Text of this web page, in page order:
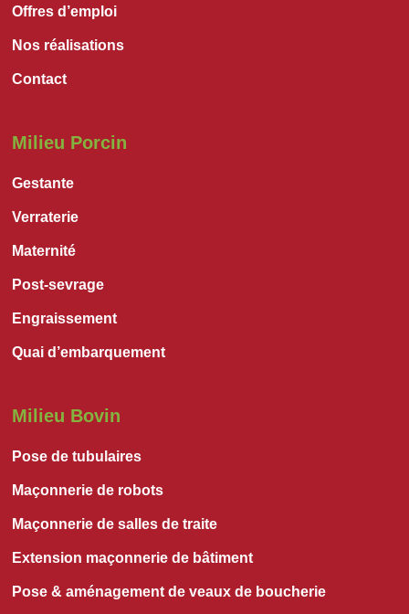
Offres d’emploi
Nos réalisations
Contact
Milieu Porcin
Gestante
Verraterie
Maternité
Post-sevrage
Engraissement
Quai d’embarquement
Milieu Bovin
Pose de tubulaires
Maçonnerie de robots
Maçonnerie de salles de traite
Extension maçonnerie de bâtiment
Pose & aménagement de veaux de boucherie